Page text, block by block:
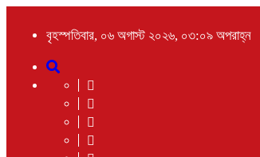
বৃহস্পতিবার, ০৬ অগাস্ট ২০২৬, ০৩:০৯ অপরাহ্ন